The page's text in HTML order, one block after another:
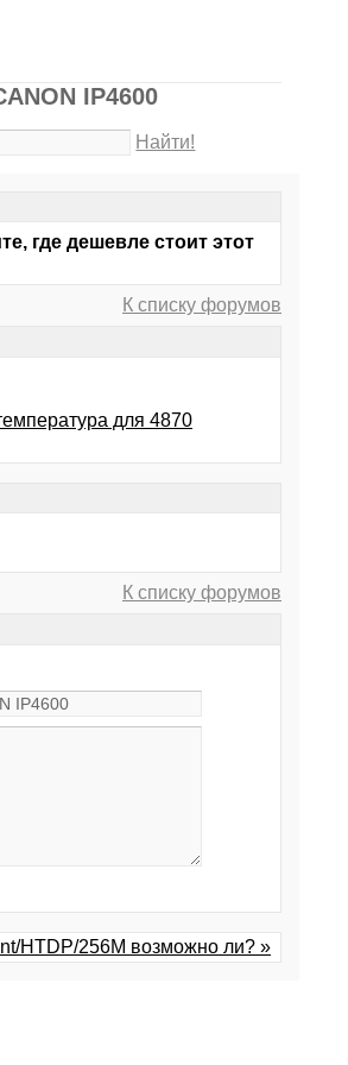
IP4600
Найти!
где дешевле стоит этот
К списку форумов
для 4870
К списку форумов
HTDP/256M возможно ли? »